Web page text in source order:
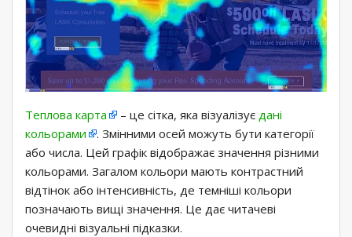
Теплова карта – це сітка, яка візуалізує дані
кольорами
. Змінними осей можуть бути категорії
або числа. Цей графік відображає значення різними
кольорами. Загалом кольори мають контрастний
відтінок або інтенсивність, де темніші кольори
позначають вищі значення. Це дає читачеві
очевидні візуальні підказки.